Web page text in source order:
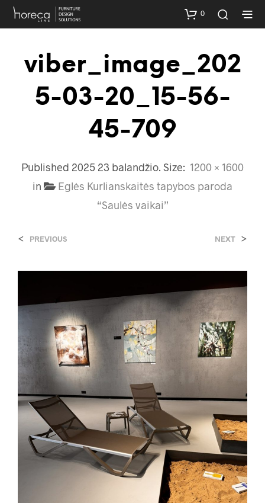
0
viber_image_202
5-03-20_15-56-
45-709
Published 2025 23 balandžio. Size: 1200 × 1600
in
Eglės Kurlianskaitės tapybos paroda
“Saulės vaikai”
< PREVIOUS NEXT >